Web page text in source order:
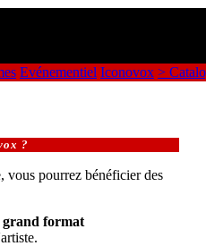
Evénementiel Iconovox >
?
vous pourrez bénéficier des
grand format